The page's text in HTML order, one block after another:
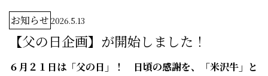
お知らせ 2026.5.13
【父の日企画】が開始しました！
６月２１日は「父の日」！ 日頃の感謝を、「米沢牛」と